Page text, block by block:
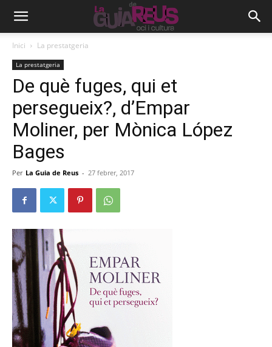
Inici La prestatgeria
La prestatgeria
De què fuges, qui et
persegueix?, d’Empar
Moliner, per Mònica López
Bages
Per La Guia de Reus - 27 febrer, 2017